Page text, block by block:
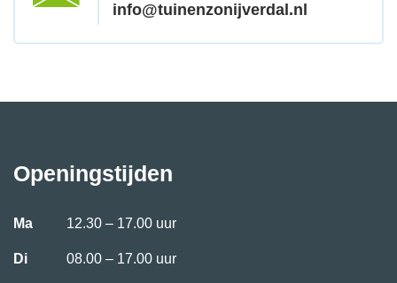
info@tuinenzonijverdal.nl
Openingstijden
Ma 12.30 – 17.00 uur
Di 08.00 – 17.00 uur